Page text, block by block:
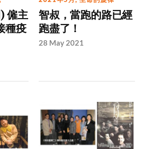
僱主
種疫
智叔，當跑的路已經
跑盡了！
28 May 2021